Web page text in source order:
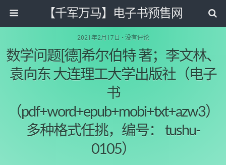
【千军万马】电子书预售网
2021年2月17日 • 没有评论
数学问题[德]希尔伯特 著；李文林、
袁向东 大连理工大学出版社（电子
书
（pdf+word+epub+mobi+txt+azw3）
多种格式任挑，编号： tushu-
0105）